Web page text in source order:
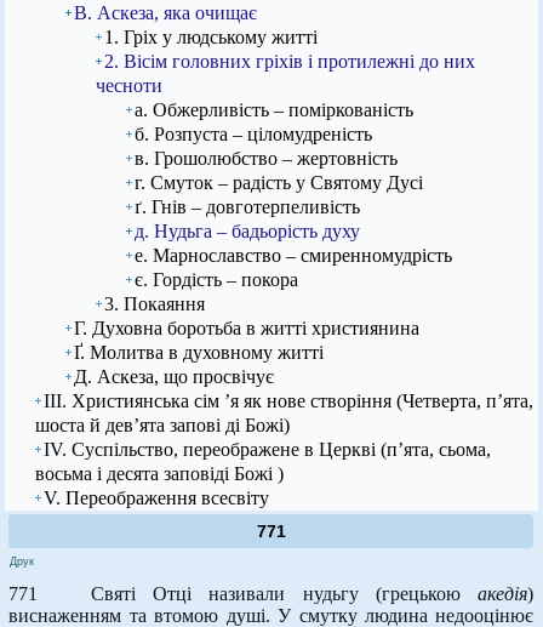
В. Аскеза, яка очищає
1. Гріх у людському житті
2. Вісім головних гріхів і протилежні до них
чесноти
а. Обжерливість – поміркованість
б. Розпуста – ціломудреність
в. Грошолюбство – жертовність
г. Смуток – радість у Святому Дусі
ґ. Гнів – довготерпеливість
д. Нудьга – бадьорість духу
е. Марнославство – смиренномудрість
є. Гордість – покора
3. Покаяння
Г. Духовна боротьба в житті християнина
Ґ. Молитва в духовному житті
Д. Аскеза, що просвічує
ІІІ. Християнська сім ’я як нове створіння (Четверта, п’ята,
шоста й дев’ята запові ді Божі)
IV. Суспільство, переображене в Церкві (п’ята, сьома,
восьма і десята заповіді Божі )
V. Переображення всесвіту
771
Друк
771 Святі Отці називали нудьгу (грецькоюакедія)
виснаженням та втомою душі. У смутку людина недооцінює